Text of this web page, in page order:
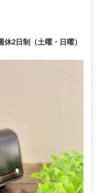
2日制（土曜・日曜）